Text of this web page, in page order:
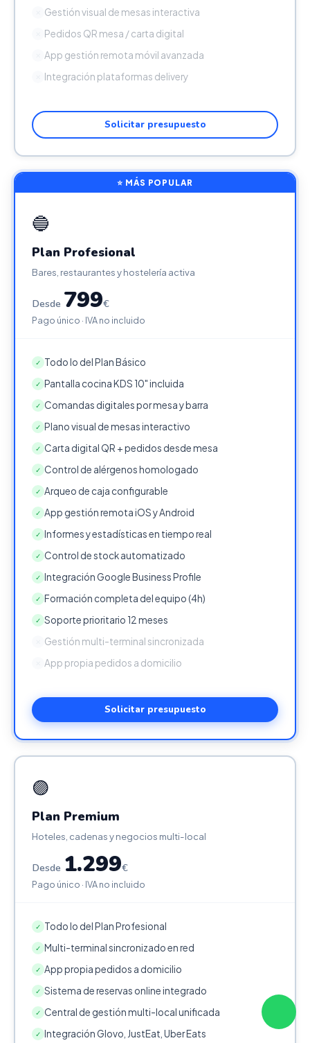
Gestión visual de mesas interactiva
Pedidos QR mesa / carta digital
App gestión remota móvil avanzada
Integración plataformas delivery
Solicitar presupuesto
⭐ MÁS POPULAR
🔵
Plan Profesional
Bares, restaurantes y hostelería activa
Desde 799€
Pago único · IVA no incluido
✓ Todo lo del Plan Básico
✓ Pantalla cocina KDS 10" incluida
✓ Comandas digitales por mesa y barra
✓ Plano visual de mesas interactivo
✓ Carta digital QR + pedidos desde mesa
✓ Control de alérgenos homologado
✓ Arqueo de caja configurable
✓ App gestión remota iOS y Android
✓ Informes y estadísticas en tiempo real
✓ Control de stock automatizado
✓ Integración Google Business Profile
✓ Formación completa del equipo (4h)
✓ Soporte prioritario 12 meses
Gestión multi-terminal sincronizada
App propia pedidos a domicilio
Solicitar presupuesto
🟣
Plan Premium
Hoteles, cadenas y negocios multi-local
Desde 1.299€
Pago único · IVA no incluido
✓ Todo lo del Plan Profesional
✓ Multi-terminal sincronizado en red
✓ App propia pedidos a domicilio
✓ Sistema de reservas online integrado
✓ Central de gestión multi-local unificada
✓ Integración Glovo, JustEat, Uber Eats